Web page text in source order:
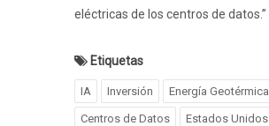
eléctricas de los centros de datos.”
Etiquetas
IA Inversión Energía Geotérmica
Centros de Datos Estados Unidos